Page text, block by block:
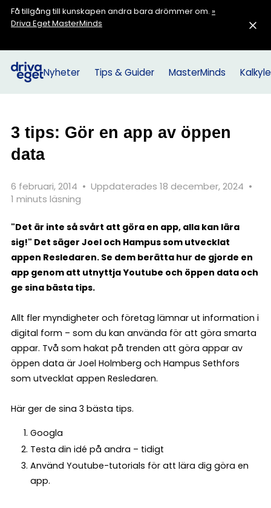
Få tillgång till kunskapen andra bara drömmer om. »
Driva Eget MasterMinds
Nyheter Tips & Guider MasterMinds
3 tips: Gör en app av öppen
data
6 februari, 2014 • Uppdaterades 18 december, 2024 •
1 minuts läsning
"Det är inte så svårt att göra en app, alla kan lära
sig!" Det säger Joel och Hampus som utvecklat
appen Resledaren. Se dem berätta hur de gjorde en
app genom att utnyttja Youtube och öppen data och
ge sina bästa tips.
Allt fler myndigheter och företag lämnar ut information i
digital form – som du kan använda för att göra smarta
appar. Två som hakat på trenden att göra appar av
öppen data är Joel Holmberg och Hampus Sethfors
som utvecklat appen Resledaren.
Här ger de sina 3 bästa tips.
Googla
Testa din idé på andra – tidigt
Använd Youtube-tutorials för att lära dig göra en
app.